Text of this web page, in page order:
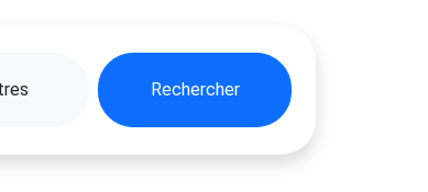
Rechercher